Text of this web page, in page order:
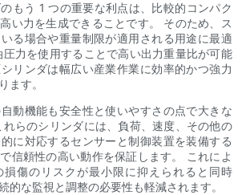
もう 1 つの重要な利点は、比較的コンパク
い力を生成できることです。 そのため、ス
る場合や重量制限が適用される用途に最適
力を使用することで高い出力重量比が可能
リンダは幅広い産業作業に効率的かつ強力
ます。
動機能も安全性と使いやすさの点で大きな
れらのシリンダには、負荷、速度、その他の
に対応するセンサーと制御装置を装備する
信頼性の高い動作を保証します。 これによ
損傷のリスクが最小限に抑えられると同時
的な監視と調整の必要性も軽減されます。